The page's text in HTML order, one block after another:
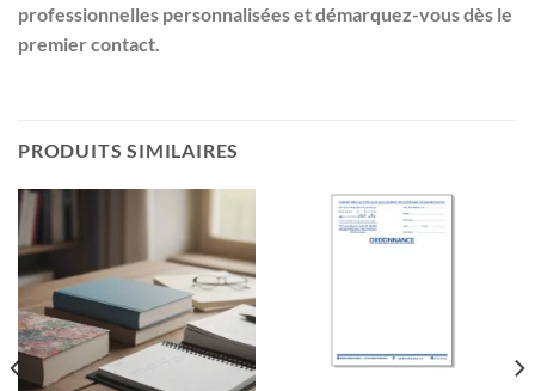
professionnelles personnalisées et démarquez-vous dès le
premier contact.
PRODUITS SIMILAIRES